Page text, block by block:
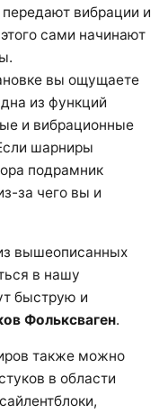
вибрации и
сами начинают
вы ощущаете
из функций
и вибрационные
шарниры
подрамник
за чего вы и
вышеописанных
в нашу
быструю и
Фольксваген.
также можно
в области